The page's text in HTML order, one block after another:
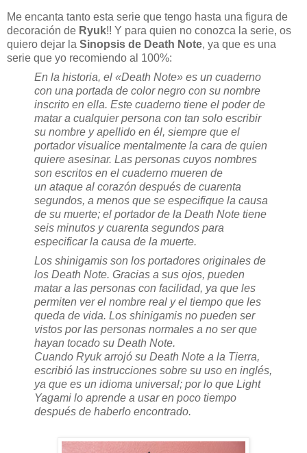
Me encanta tanto esta serie que tengo hasta una figura de
decoración de Ryuk!! Y para quien no conozca la serie, os
quiero dejar la Sinopsis de Death Note, ya que es una
serie que yo recomiendo al 100%:
En la historia, el «Death Note» es un cuaderno
con una portada de color negro con su nombre
inscrito en ella. Este cuaderno tiene el poder de
matar a cualquier persona con tan solo escribir
su nombre y apellido en él, siempre que el
portador visualice mentalmente la cara de quien
quiere asesinar. Las personas cuyos nombres
son escritos en el cuaderno mueren de
un ataque al corazón después de cuarenta
segundos, a menos que se especifique la causa
de su muerte; el portador de la Death Note tiene
seis minutos y cuarenta segundos para
especificar la causa de la muerte.
Los shinigamis son los portadores originales de
los Death Note. Gracias a sus ojos, pueden
matar a las personas con facilidad, ya que les
permiten ver el nombre real y el tiempo que les
queda de vida.​ Los shinigamis no pueden ser
vistos por las personas normales a no ser que
hayan tocado su Death Note.
Cuando Ryuk arrojó su Death Note a la Tierra,
escribió las instrucciones sobre su uso en inglés,
ya que es un idioma universal; por lo que Light
Yagami lo aprende a usar en poco tiempo
después de haberlo encontrado.​